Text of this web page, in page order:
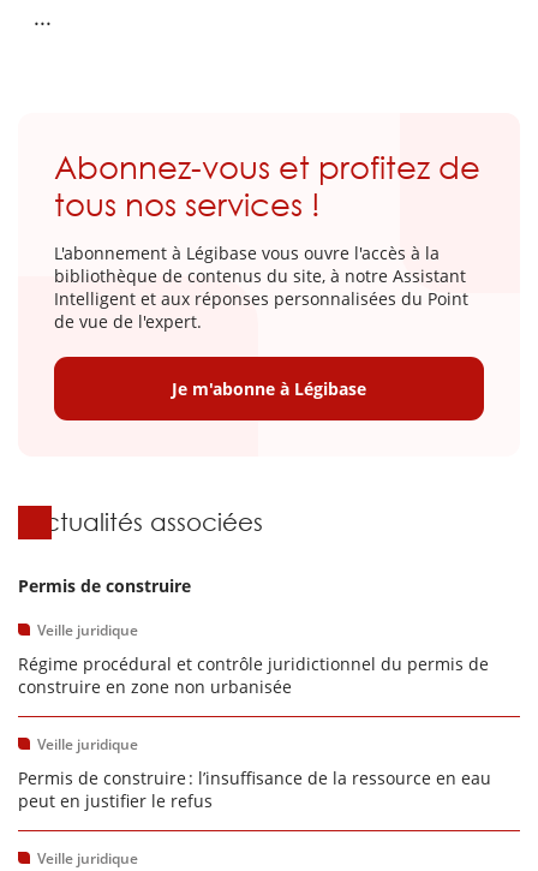
...
Abonnez-vous et profitez de
tous nos services !
L'abonnement à Légibase vous ouvre l'accès à la
bibliothèque de contenus du site, à notre Assistant
Intelligent et aux réponses personnalisées du Point
de vue de l'expert.
Je m'abonne à Légibase
Actualités associées
Permis de construire
Veille juridique
Régime procédural et contrôle juridictionnel du permis de
construire en zone non urbanisée
Veille juridique
Permis de construire : l’insuffisance de la ressource en eau
peut en justifier le refus
Veille juridique